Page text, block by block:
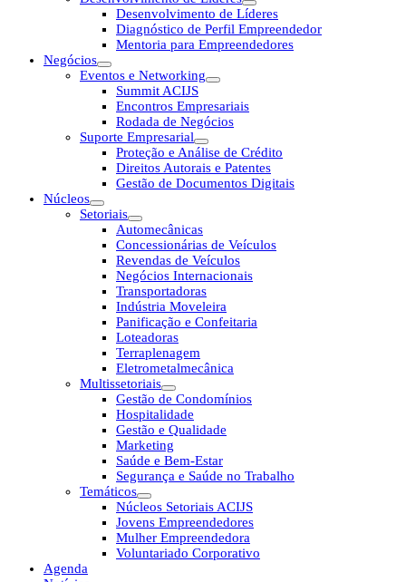
Desenvolvimento de Líderes
Diagnóstico de Perfil Empreendedor
Mentoria para Empreendedores
Negócios
Eventos e Networking
Summit ACIJS
Encontros Empresariais
Rodada de Negócios
Suporte Empresarial
Proteção e Análise de Crédito
Direitos Autorais e Patentes
Gestão de Documentos Digitais
Núcleos
Setoriais
Automecânicas
Concessionárias de Veículos
Revendas de Veículos
Negócios Internacionais
Transportadoras
Indústria Moveleira
Panificação e Confeitaria
Loteadoras
Terraplenagem
Eletrometalmecânica
Multissetoriais
Gestão de Condomínios
Hospitalidade
Gestão e Qualidade
Marketing
Saúde e Bem-Estar
Segurança e Saúde no Trabalho
Temáticos
Núcleos Setoriais ACIJS
Jovens Empreendedores
Mulher Empreendedora
Voluntariado Corporativo
Agenda